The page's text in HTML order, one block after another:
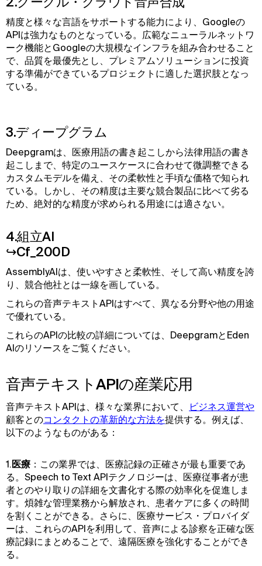
精度と様々な言語をサポートする能力により、Googleの
APIは強力なものとなっている。広範なニューラルネットワ
ーク機能とGoogleの大規模なインフラを組み合わせること
で、品質を最優先とし、プレミアムソリューションに投資
する準備ができているプロジェクトに適した選択肢となっ
ている。
3.ディープグラム
Deepgramは、医療用語の書き起こしから法律用語の書き
起こしまで、特定のユースケースに合わせて微調整できる
カスタムモデルを備え、その柔軟性と手頃な価格で知られ
ている。しかし、その精度は主要な競合製品に比べて劣る
ため、絶対的な精度が求められる用途には適さない。
4.組立AI
↪Cf_200D
AssemblyAIは、使いやすさと柔軟性、そして高い精度を誇
り、競合他社とは一線を画している。
これらの音声テキストAPIはすべて、異なる分野や他の用途
で優れている。
これらのAPIの比較の詳細については、DeepgramとEden
AIのリソースをご覧ください。
音声テキストAPIの産業応用
音声テキストAPIは、様々な業界において、
ビジネス運営や
顧客とのコンタクトの革新的な方法を提供する。例えば、
以下のようなものがある：
1.医療 ：この業界では、医療記録の正確さが最も重要であ
る。Speech to Text APIテクノロジーは、医療従事者が患
者とのやり取りの詳細を文書化する際の効率化を促進しま
す。煩雑な管理業務から解放され、患者ケアに多くの時間
を割くことができる。さらに、医療サービス・プロバイダ
ーは、これらのAPIを利用して、音声による診察を正確な医
療記録にまとめることで、遠隔医療を強化することができ
る。